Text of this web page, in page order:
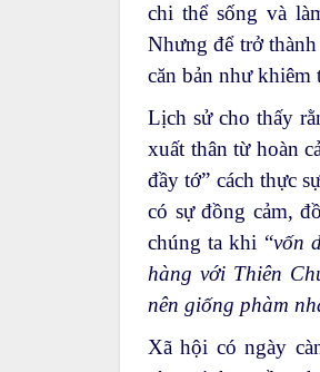
chi thể sống và
Nhưng để trở
căn bản như khiêm
Lịch sử cho thấy
xuất thân từ hoàn
đầy tớ” cách thực
có sự đồng cảm,
chúng ta khi “vốn
hàng với Thiên
nên giống phàm
Xã hội có ngày